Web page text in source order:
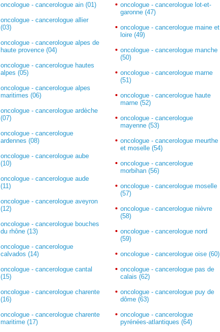
oncologue - cancerologue ain (01)
oncologue - cancerologue allier
(03)
oncologue - cancerologue alpes de
haute provence (04)
oncologue - cancerologue hautes
alpes (05)
oncologue - cancerologue alpes
maritimes (06)
oncologue - cancerologue ardèche
(07)
oncologue - cancerologue
ardennes (08)
oncologue - cancerologue aube
(10)
oncologue - cancerologue aude
(11)
oncologue - cancerologue aveyron
(12)
oncologue - cancerologue bouches
du rhône (13)
oncologue - cancerologue
calvados (14)
oncologue - cancerologue cantal
(15)
oncologue - cancerologue charente
(16)
oncologue - cancerologue charente
maritime (17)
oncologue - cancerologue lot-et-
garonne (47)
oncologue - cancerologue maine et
loire (49)
oncologue - cancerologue manche
(50)
oncologue - cancerologue marne
(51)
oncologue - cancerologue haute
marne (52)
oncologue - cancerologue
mayenne (53)
oncologue - cancerologue meurthe
et moselle (54)
oncologue - cancerologue
morbihan (56)
oncologue - cancerologue moselle
(57)
oncologue - cancerologue nièvre
(58)
oncologue - cancerologue nord
(59)
oncologue - cancerologue oise (60)
oncologue - cancerologue pas de
calais (62)
oncologue - cancerologue puy de
dôme (63)
oncologue - cancerologue
pyrénées-atlantiques (64)